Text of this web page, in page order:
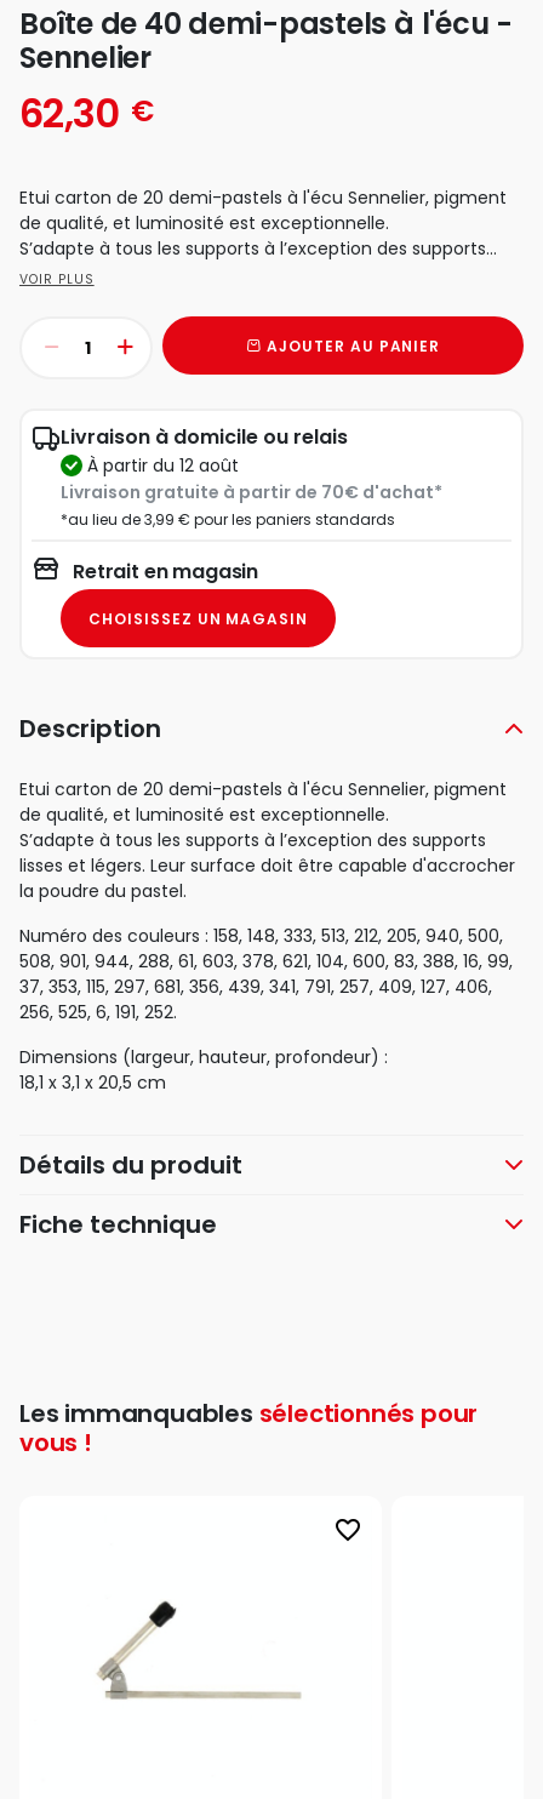
Boîte de 40 demi-pastels à l'écu -
Sennelier
62,30 €
Etui carton de 20 demi-pastels à l'écu Sennelier, pigment
de qualité, et luminosité est exceptionnelle.
S’adapte à tous les supports à l’exception des supports...
VOIR PLUS
AJOUTER AU PANIER
Livraison à domicile ou relais
à partir du 12 août
Livraison gratuite à partir de 70€ d'achat*
*au lieu de 3,99 € pour les paniers standards
Retrait en magasin
CHOISISSEZ UN MAGASIN
Description
Etui carton de 20 demi-pastels à l'écu Sennelier, pigment
de qualité, et luminosité est exceptionnelle.
S’adapte à tous les supports à l’exception des supports
lisses et légers. Leur surface doit être capable d'accrocher
la poudre du pastel.
Numéro des couleurs : 158, 148, 333, 513, 212, 205, 940, 500,
508, 901, 944, 288, 61, 603, 378, 621, 104, 600, 83, 388, 16, 99,
37, 353, 115, 297, 681, 356, 439, 341, 791, 257, 409, 127, 406,
256, 525, 6, 191, 252.
Dimensions (largeur, hauteur, profondeur) :
18,1 x 3,1 x 20,5 cm
Détails du produit
Fiche technique
Les immanquables sélectionnés pour
vous !
favorite_border